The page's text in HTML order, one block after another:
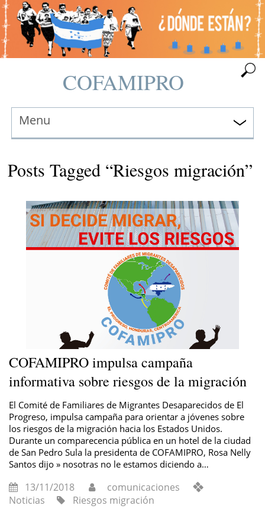
COFAMIPRO
Menu
Posts Tagged “Riesgos migración”
COFAMIPRO impulsa campaña
informativa sobre riesgos de la migración
El Comité de Familiares de Migrantes Desaparecidos de El
Progreso, impulsa campaña para orientar a jóvenes sobre
los riesgos de la migración hacia los Estados Unidos.
Durante un comparecencia pública en un hotel de la ciudad
de San Pedro Sula la presidenta de COFAMIPRO, Rosa Nelly
Santos dijo » nosotras no le estamos diciendo a…
13/11/2018
comunicaciones
Noticias
Riesgos migración